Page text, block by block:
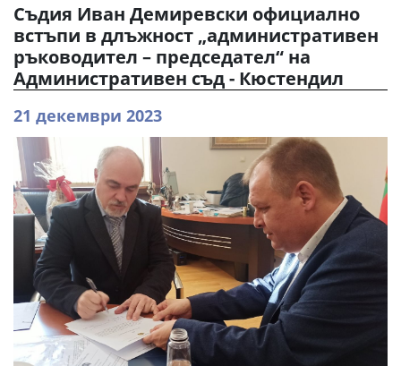
Съдия Иван Демиревски официално
встъпи в длъжност „административен
ръководител – председател“ на
Административен съд - Кюстендил
21 декември 2023